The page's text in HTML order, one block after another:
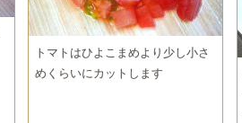
トマトはひよこまめより少し小さ
めくらいにカットします